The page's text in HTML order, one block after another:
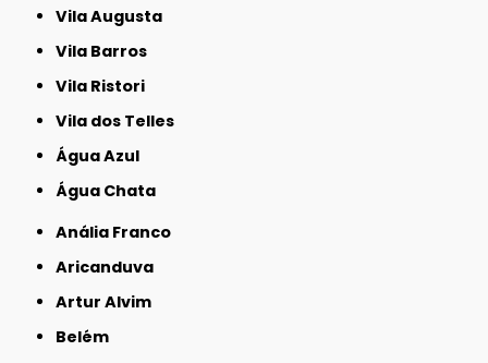
Vila Augusta
Vila Barros
Vila Ristori
Vila dos Telles
Água Azul
Água Chata
Anália Franco
Aricanduva
Artur Alvim
Belém